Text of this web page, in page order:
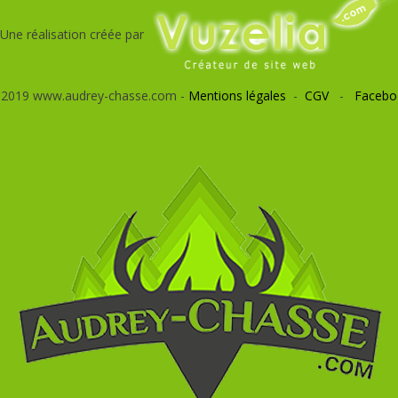
Une réalisation créée par
www.audrey-chasse.com - Mentions légales - CGV-